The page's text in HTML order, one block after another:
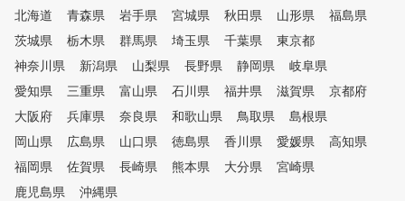
希望に合ったプランをお選びく
ださい♪
北海道
青森県 岩手県 宮城県 秋田県 山形県
福島県
茨城県
栃木県 群馬県 埼玉県 千葉県
東京都
神奈川県
新潟県 山梨県 長野県 静岡県
岐阜県
愛知県
三重県 富山県 石川県 福井県 滋賀県
京都府
大阪府
兵庫県 奈良県 和歌山県 鳥取県
島根県
岡山県
広島県 山口県 徳島県 香川県 愛媛県
高知県
福岡県
佐賀県 長崎県 熊本県 大分県
宮崎県
鹿児島県
沖縄県